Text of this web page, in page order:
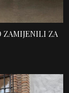
ZAMIJENILI ZA